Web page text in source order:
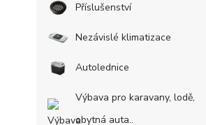
Příslušenství
Nezávislé klimatizace
Autolednice
Výbava pro karavany, lodě,
obytná auta..